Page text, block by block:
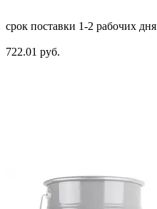
срок поставки 1-2 рабочих дня
722.01 руб.